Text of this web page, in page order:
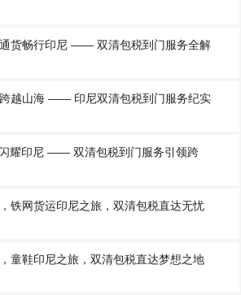
货畅行印尼 —— 双清包税到门服务全解
越山海 —— 印尼双清包税到门服务纪实
耀印尼 —— 双清包税到门服务引领跨
铁网货运印尼之旅，双清包税直达无忧
童鞋印尼之旅，双清包税直达梦想之地